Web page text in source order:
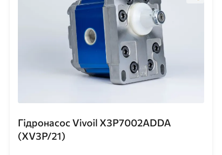
Гідронасос Vivoil X3P7002ADDA
(XV3P/21)